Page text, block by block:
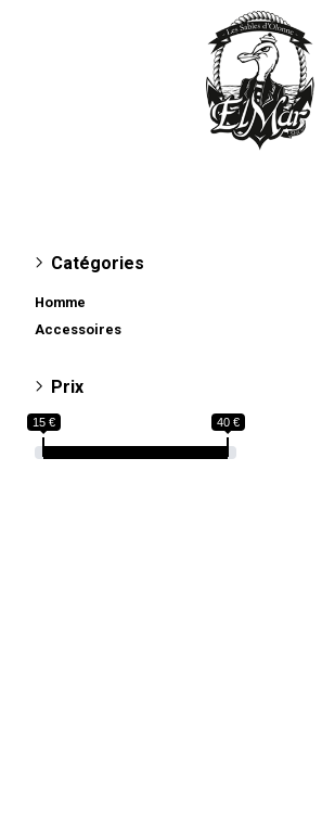
Catégories
Homme
Tee-shirts
Accessoires
Prix
15 € 40 €